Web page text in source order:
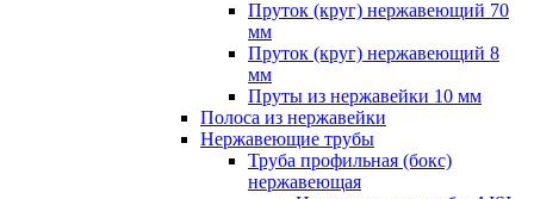
Пруток (круг) нержавеющий 70
мм
Пруток (круг) нержавеющий 8
мм
Пруты из нержавейки 10 мм
Полоса из нержавейки
Нержавеющие трубы
Труба профильная (бокс)
нержавеющая